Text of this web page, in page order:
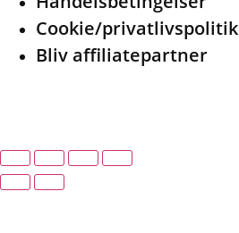
Cookie/privatlivspolitik
Bliv affiliatepartner